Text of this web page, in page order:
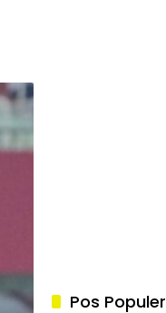
Pos Populer